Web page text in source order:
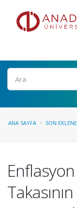
Ara
ANA SAYFA SON